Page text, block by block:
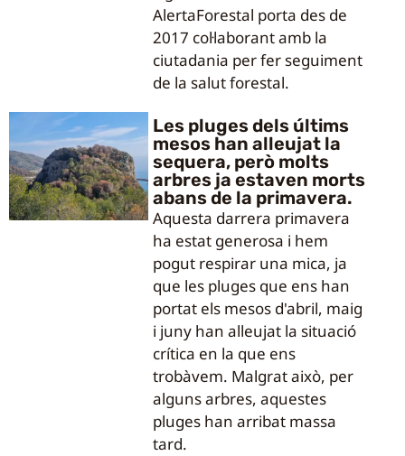
AlertaForestal porta des de
2017 col·laborant amb la
ciutadania per fer seguiment
de la salut forestal.
Les pluges dels últims
mesos han alleujat la
sequera, però molts
arbres ja estaven morts
abans de la primavera.
Aquesta darrera primavera
ha estat generosa i hem
pogut respirar una mica, ja
que les pluges que ens han
portat els mesos d'abril, maig
i juny han alleujat la situació
crítica en la que ens
trobàvem. Malgrat això, per
alguns arbres, aquestes
pluges han arribat massa
tard.